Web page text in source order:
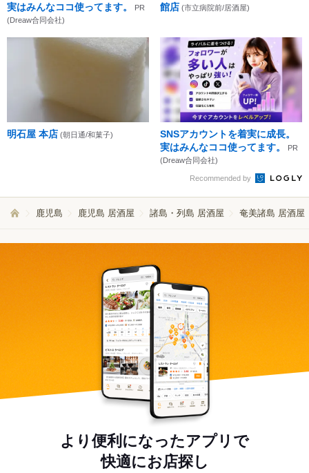
実はみんなココ使ってます。
PR
(Dreaw合同会社)
館店 (市立病院前/居酒屋)
明石屋 本店 (朝日通/和菓子)
SNSアカウントを着実に成長。
実はみんなココ使ってます。
PR
(Dreaw合同会社)
Recommended by
鹿児島 鹿児島 居酒屋 諸島・列島 居酒屋 奄美諸島 居酒屋
より便利になったアプリで
快適にお店探し